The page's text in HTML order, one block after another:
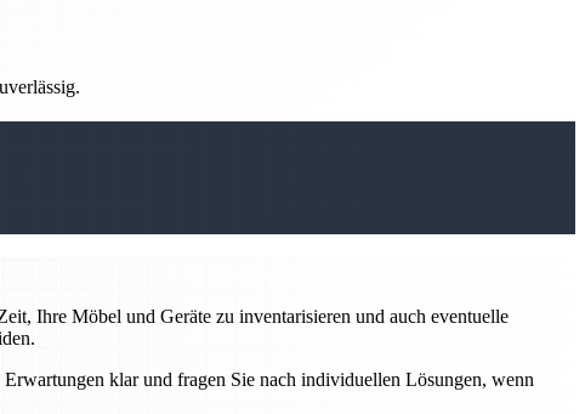
Ihre Möbel und Geräte zu inventarisieren und auch eventuelle
klar und fragen Sie nach individuellen Lösungen, wenn